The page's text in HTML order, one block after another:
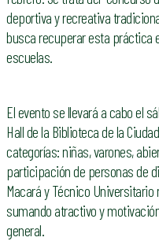
deportiva y recreativa
busca recuperar esta práctica
escuelas.
El evento se llevará a cabo el
Hall de la Biblioteca de la
categorías: niñas, varones,
participación de personas de
Macará y Técnico
sumando atractivo y
general.